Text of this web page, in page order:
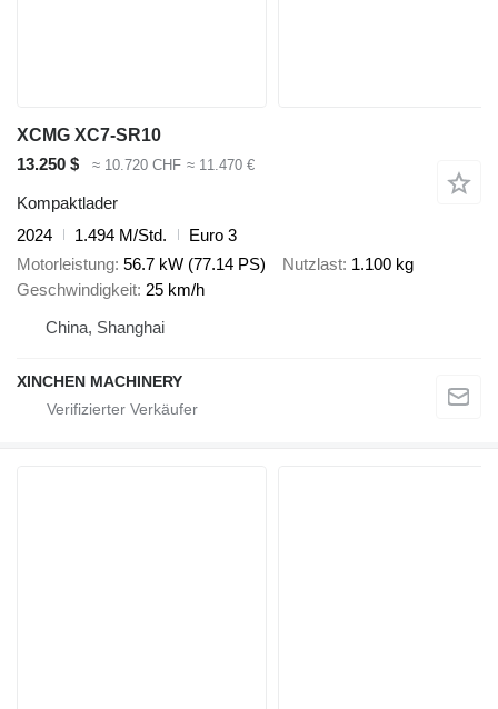
XCMG XC7-SR10
13.250 $
≈ 10.720 CHF ≈ 11.470 €
Kompaktlader
2024
1.494 M/Std.
Euro 3
Motorleistung 56.7 kW (77.14 PS) Nutzlast 1.100 kg
Geschwindigkeit 25 km/h
China, Shanghai
XINCHEN MACHINERY